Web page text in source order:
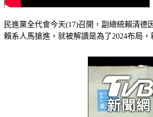
民進黨全代會今天(17)召開，副總統賴清
賴系人馬搶進，就被解讀是為了2024布局